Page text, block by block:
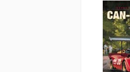
Lingua del testo
Data di stampa